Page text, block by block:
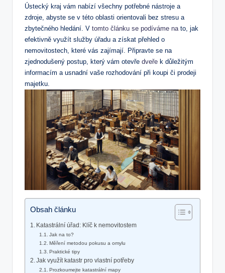
Ústecký kraj vám nabízí všechny potřebné nástroje a
zdroje, abyste se v této oblasti orientovali bez stresu a
zbytečného hledání. V tomto článku se podíváme na to, jak
efektivně využít služby úřadu a získat přehled o
nemovitostech, které vás zajímají. Připravte se na
zjednodušený postup, který vám otevře dveře k důležitým
informacím a usnadní vaše rozhodování při koupi či prodeji
majetku.
Obsah článku
Katastrální úřad: Klíč k nemovitostem
Jak na to?
Měření metodou pokusu a omylu
Praktické tipy
Jak využít katastr pro vlastní potřeby
Prozkoumejte katastrální mapy